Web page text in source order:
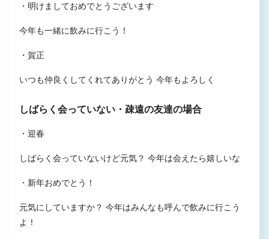
・明けましておめでとうございます
今年も一緒に飲みに行こう！
・賀正
いつも仲良くしてくれてありがとう 今年もよろしく
しばらく会っていない・疎遠の友達の場合
・迎春
しばらく会っていないけど元気？ 今年は会えたら嬉しいな
・新年おめでとう！
元気にしていますか？ 今年はみんなも呼んで飲みに行こう
よ！